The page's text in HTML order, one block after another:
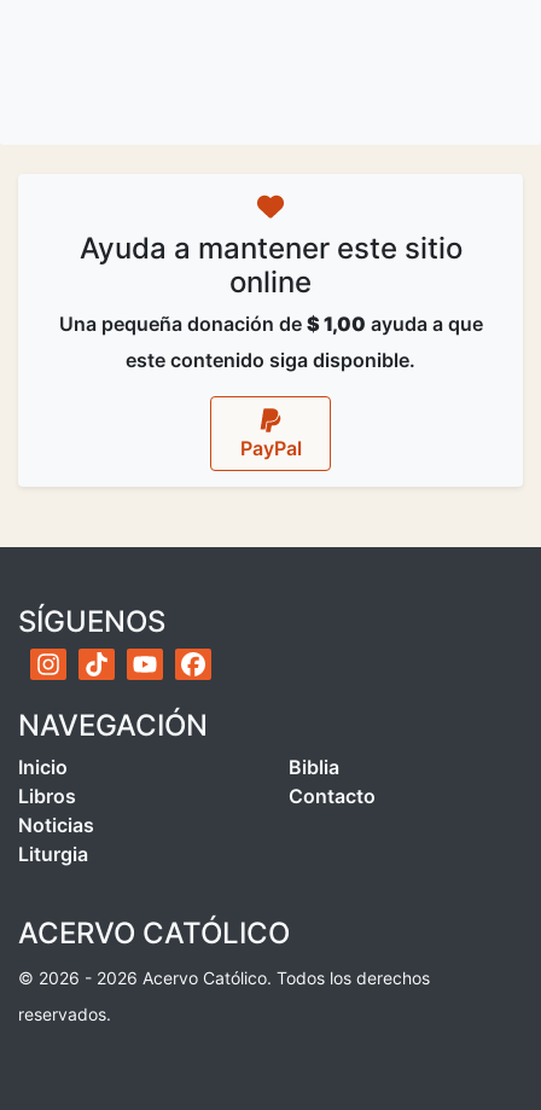
Ayuda a mantener este sitio
online
Una pequeña donación de $ 1,00 ayuda a que
este contenido siga disponible.
PayPal
SÍGUENOS
NAVEGACIÓN
Inicio
Libros
Noticias
Liturgia
Biblia
Contacto
ACERVO CATÓLICO
© 2026 - 2026 Acervo Católico. Todos los derechos
reservados.